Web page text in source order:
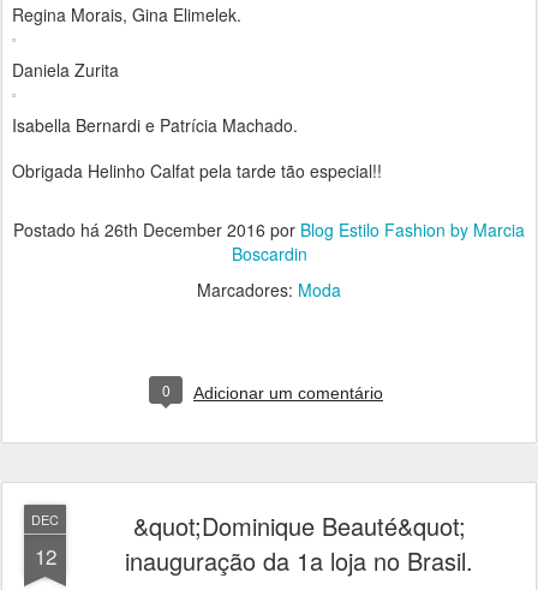
Regina Morais, Gina Elimelek.
Daniela Zurita
Isabella Bernardi e Patrícia Machado.
Obrigada Helinho Calfat pela tarde tão especial!!
Postado há 26th December 2016 por Blog Estilo Fashion by Marcia
Boscardin
Marcadores: Moda
0 Adicionar um comentário
DEC
12
&quot;Dominique Beauté&quot;
inauguração da 1a loja no Brasil.